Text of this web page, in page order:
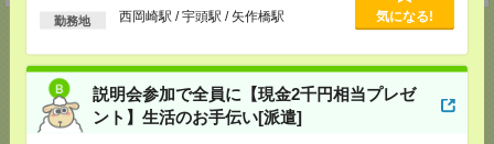
以上
勤務地 西岡崎駅 / 宇頭駅 / 矢作橋駅 気になる!
説明会参加で全員に【現金2千円相当プレゼ
ント】生活のお手伝い[派遣]
応募ページへ